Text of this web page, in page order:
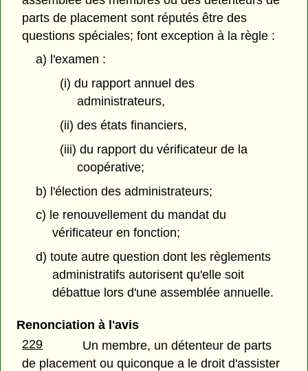
parts de placement sont réputés être des
questions spéciales; font exception à la règle :
a) l'examen :
(i) du rapport annuel des
administrateurs,
(ii) des états financiers,
(iii) du rapport du vérificateur de la
coopérative;
b) l'élection des administrateurs;
c) le renouvellement du mandat du
vérificateur en fonction;
d) toute autre question dont les règlements
administratifs autorisent qu'elle soit
débattue lors d'une assemblée annuelle.
Renonciation à l'avis
229
Un membre, un détenteur de parts
de placement ou quiconque a le droit d'assister